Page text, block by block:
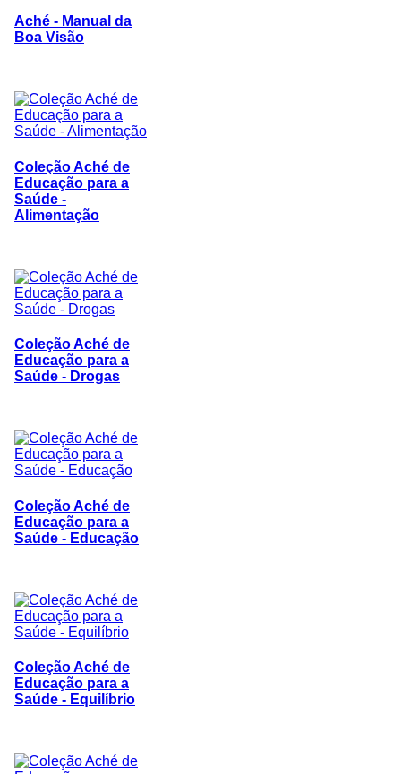
Aché - Manual da
Boa Visão
Coleção Aché de
Educação para a
Saúde -
Alimentação
Coleção Aché de
Educação para a
Saúde - Drogas
Coleção Aché de
Educação para a
Saúde - Educação
Coleção Aché de
Educação para a
Saúde - Equilíbrio